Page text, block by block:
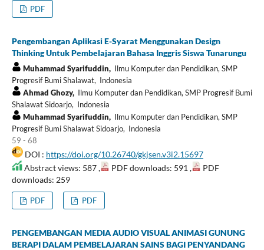
PDF
Pengembangan Aplikasi E-Syarat Menggunakan Design
Thinking Untuk Pembelajaran Bahasa Inggris Siswa Tunarungu
Muhammad Syarifuddin,Ilmu Komputer dan Pendidikan, SMP
Progresif Bumi Shalawat, Indonesia
Ahmad Ghozy,Ilmu Komputer dan Pendidikan, SMP Progresif Bumi
Shalawat Sidoarjo, Indonesia
Muhammad Syarifuddin,Ilmu Komputer dan Pendidikan, SMP
Progresif Bumi Shalawat Sidoarjo, Indonesia
59 - 68
DOI : https://doi.org/10.26740/gkjsen.v3i2.15697
Abstract views: 587 ,
PDF downloads: 591 ,
PDF
downloads: 259
PDF PDF
PENGEMBANGAN MEDIA AUDIO VISUAL ANIMASI GUNUNG
BERAPI DALAM PEMBELAJARAN SAINS BAGI PENYANDANG